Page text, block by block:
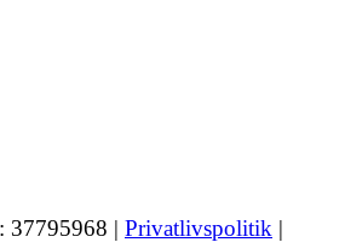
37795968 | Privatlivspolitik |